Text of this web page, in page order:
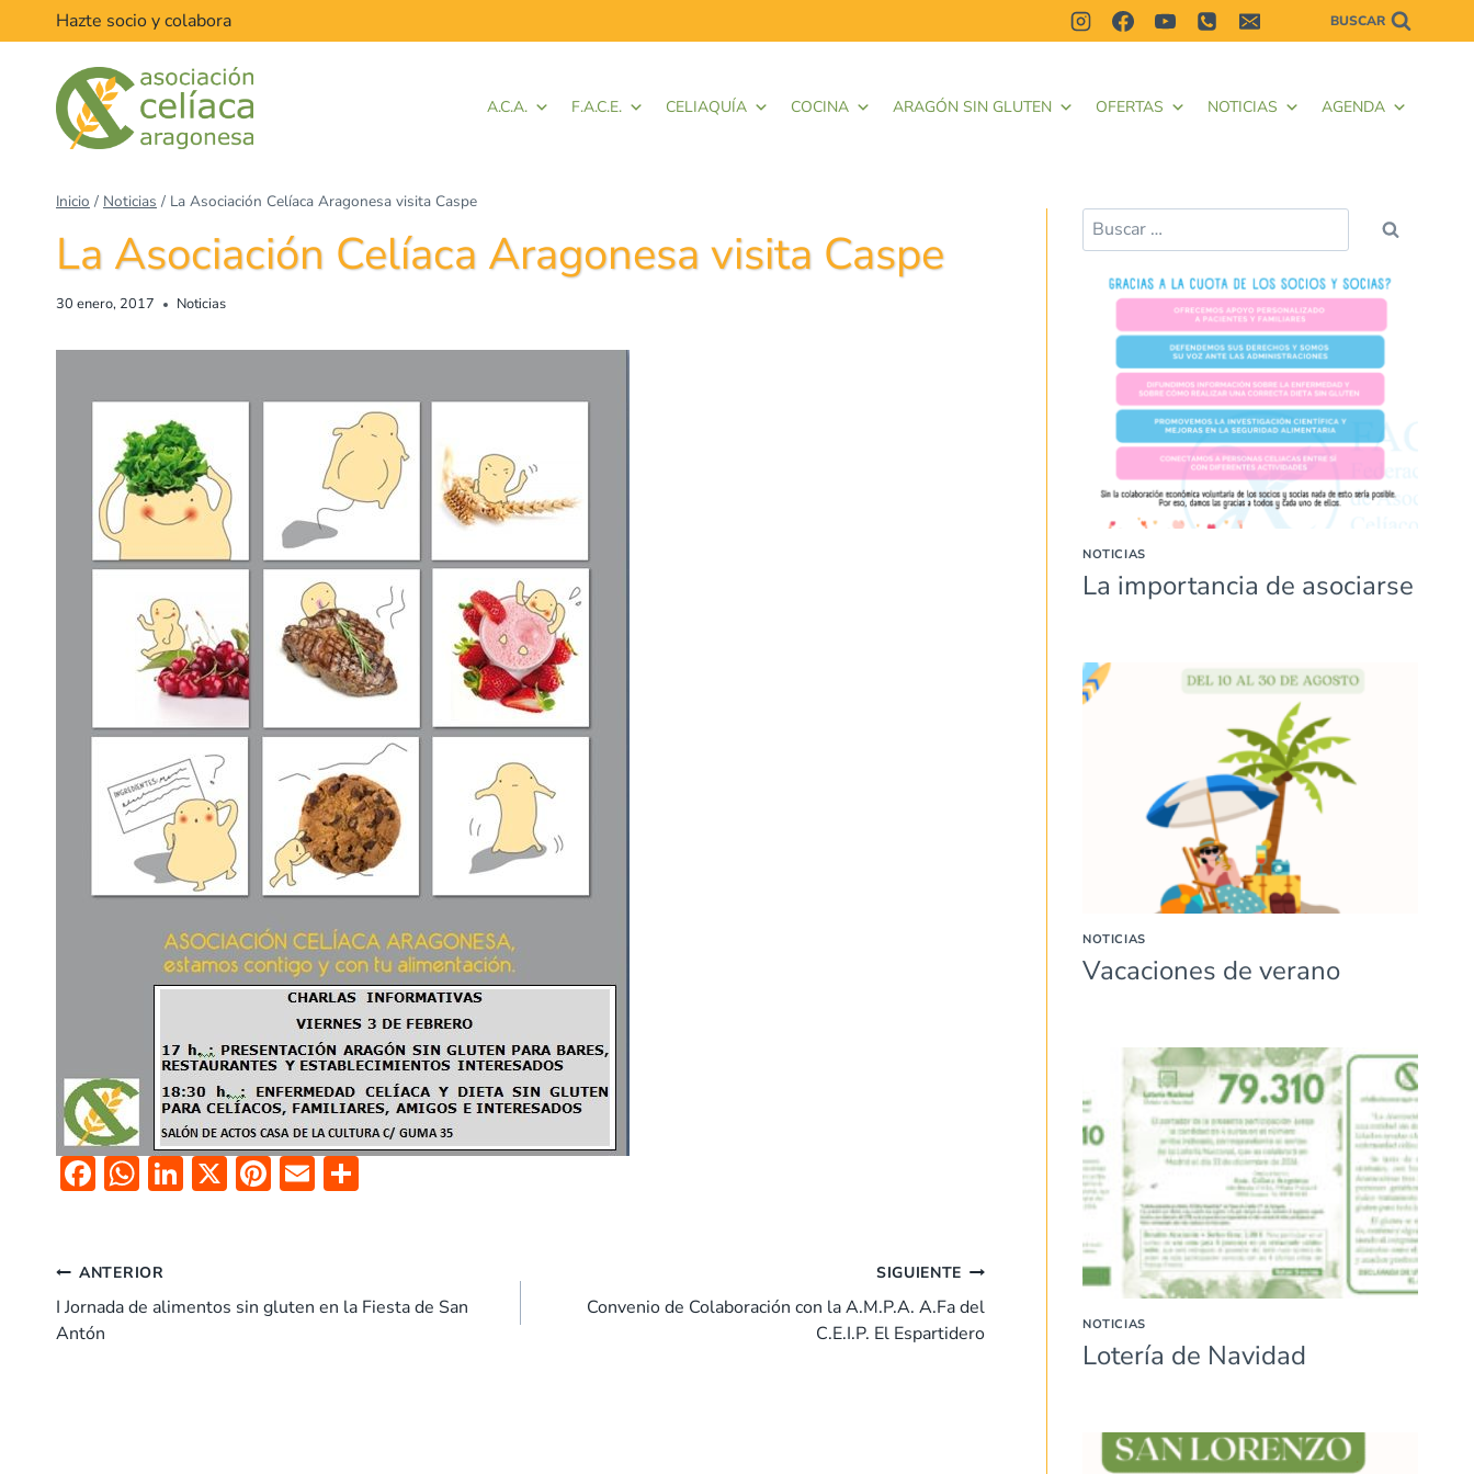
al
Hazte socio y colabora BUSCAR
A.C.A. F.A.C.E. CELIAQUÍA COCINA ARAGÓN SIN GLUTEN OFERTAS NOTICIAS AGENDA
Inicio / Noticias / La Asociación Celíaca Aragonesa visita Caspe
La Asociación Celíaca Aragonesa visita Caspe
30 enero, 2017 Noticias
F
b
o
o
W
s
A
Li
dI
X Pi
t
E
ar
Navegación
de
ANTERIOR
I Jornada de alimentos sin gluten en la Fiesta de San
Antón
SIGUIENTE
Convenio de Colaboración con la A.M.P.A. A.Fa del
C.E.I.P. El Espartidero
Buscar:
NOTICIAS
La importancia de asociarse
NOTICIAS
Vacaciones de verano
NOTICIAS
Lotería de Navidad